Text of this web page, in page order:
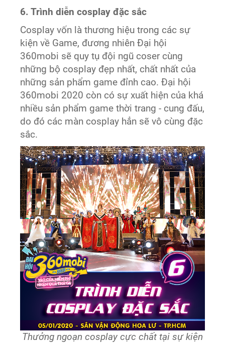
6. Trình diễn cosplay đặc sắc
Cosplay vốn là thương hiệu trong các sự
kiện về Game, đương nhiên Đại hội
360mobi sẽ quy tụ đội ngũ coser cùng
những bộ cosplay đẹp nhất, chất nhất của
những sản phẩm game đỉnh cao. Đại hội
360mobi 2020 còn có sự xuất hiện của khá
nhiều sản phẩm game thời trang - cung đấu,
do đó các màn cosplay hẳn sẽ vô cùng đặc
sắc.
Thưởng ngoạn cosplay cực chất tại sự kiện